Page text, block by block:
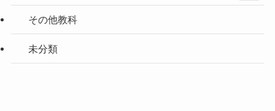
その他教科
未分類